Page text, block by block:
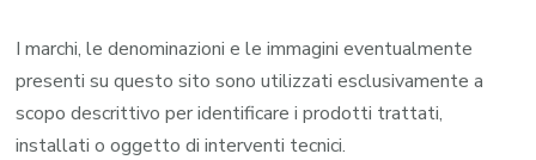
I marchi, le denominazioni e le immagini eventualmente
presenti su questo sito sono utilizzati esclusivamente a
scopo descrittivo per identificare i prodotti trattati,
installati o oggetto di interventi tecnici.